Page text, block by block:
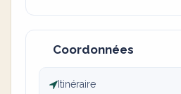
Coordonnées
Itinéraire